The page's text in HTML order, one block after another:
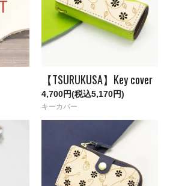
【TSURUKUSA】Key cover
4,700円(税込5,170円)
キーカバー